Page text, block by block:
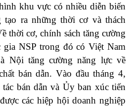
khu vực có nhiều diễn biến
ra những thời cơ và thách
thời cơ, chính sách tăng cường
gia NSP trong đó có Việt Nam
Nội tăng cường năng lực về
bán dẫn. Vào đầu tháng 4,
bán dẫn và Ủy ban xúc tiến
các hiệp hội doanh nghiệp